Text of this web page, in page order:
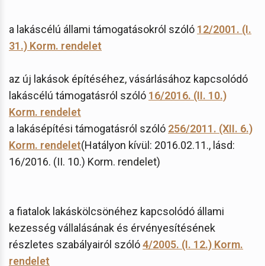
a lakáscélú állami támogatásokról szóló 12/2001. (I.
31.) Korm. rendelet
az új lakások építéséhez, vásárlásához kapcsolódó
lakáscélú támogatásról szóló 16/2016. (II. 10.)
Korm. rendelet
a lakásépítési támogatásról szóló 256/2011. (XII. 6.)
Korm. rendelet(Hatályon kívül: 2016.02.11., lásd:
16/2016. (II. 10.) Korm. rendelet)
a fiatalok lakáskölcsönéhez kapcsolódó állami
kezesség vállalásának és érvényesítésének
részletes szabályairól szóló4/2005. (I. 12.) Korm.
rendelet